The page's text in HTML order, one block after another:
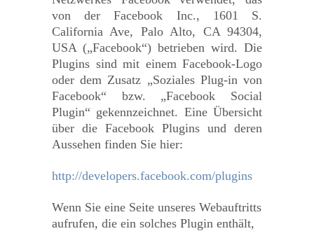
von der Facebook Inc., 1601 S.
California Ave, Palo Alto, CA 94304,
USA („Facebook“) betrieben wird. Die
Plugins sind mit einem Facebook-Logo
oder dem Zusatz „Soziales Plug-in von
Facebook“ bzw. „Facebook Social
Plugin“ gekennzeichnet. Eine Übersicht
über die Facebook Plugins und deren
Aussehen finden Sie hier:
http://developers.facebook.com/plugins
Wenn Sie eine Seite unseres Webauftritts
aufrufen, die ein solches Plugin enthält,